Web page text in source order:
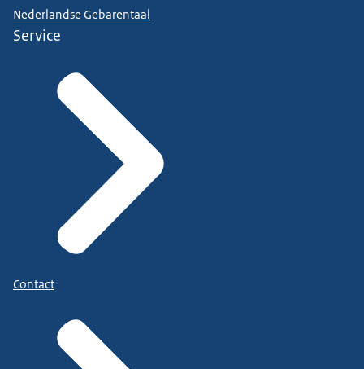
Nederlandse Gebarentaal
Service
Contact